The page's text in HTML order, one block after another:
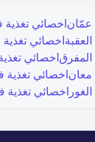
عمّاناخصائي
العقبةاخصائي
المفرقاخصائي
معاناخصائي تغذية
الغور اخصائي تغذية